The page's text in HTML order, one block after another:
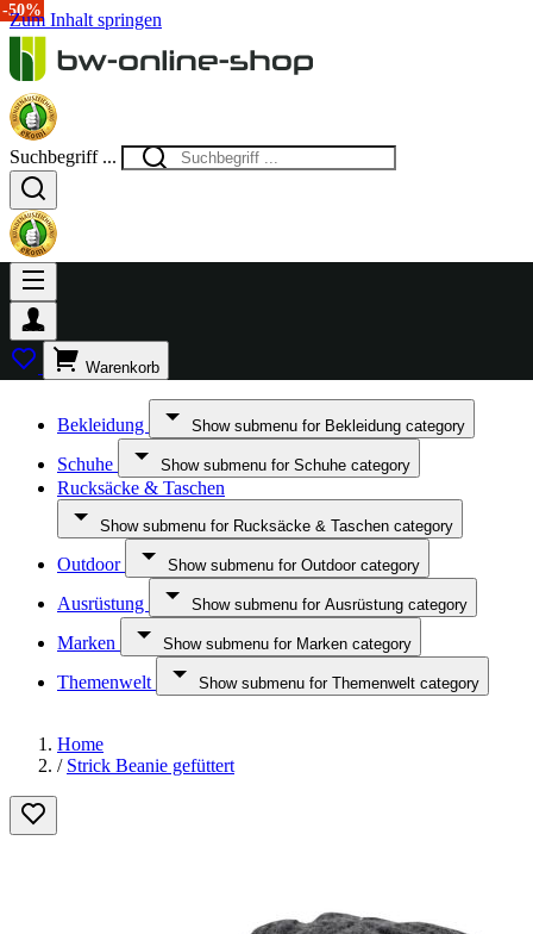
Zum Inhalt springen
Suchbegriff ...
Warenkorb
Bekleidung Show submenu for Bekleidung category
Schuhe Show submenu for Schuhe category
Rucksäcke & Taschen
Show submenu for Rucksäcke & Taschen category
Outdoor Show submenu for Outdoor category
Ausrüstung Show submenu for Ausrüstung category
Marken Show submenu for Marken category
Themenwelt Show submenu for Themenwelt category
Home
/ Strick Beanie gefüttert
-10%
-50%